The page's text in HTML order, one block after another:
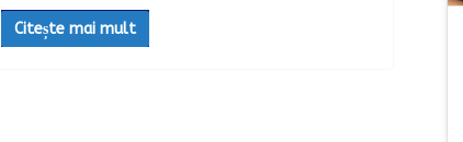
Citește mai mult